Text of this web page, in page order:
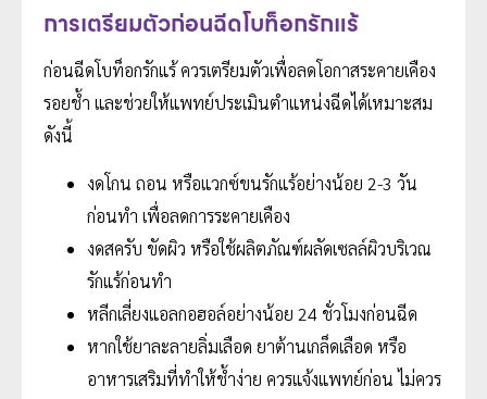
การเตรียมตัวก่อนฉีดโบท็อกรักแร้
ก่อนฉีดโบท็อกรักแร้ ควรเตรียมตัวเพื่อลดโอกาสระคายเคือง
รอยช้ำ และช่วยให้แพทย์ประเมินตำแหน่งฉีดได้เหมาะสม
ดังนี้
งดโกน ถอน หรือแวกซ์ขนรักแร้อย่างน้อย 2-3 วัน
ก่อนทำ เพื่อลดการระคายเคือง
งดสครับ ขัดผิว หรือใช้ผลิตภัณฑ์ผลัดเซลล์ผิวบริเวณ
รักแร้ก่อนทำ
หลีกเลี่ยงแอลกอฮอล์อย่างน้อย 24 ชั่วโมงก่อนฉีด
หากใช้ยาละลายลิ่มเลือด ยาต้านเกล็ดเลือด หรือ
อาหารเสริมที่ทำให้ช้ำง่าย ควรแจ้งแพทย์ก่อน ไม่ควร